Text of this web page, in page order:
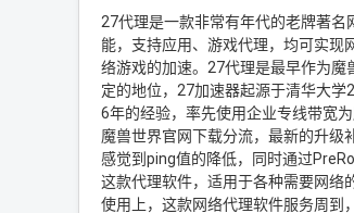
27代理是一款非常有年代的老牌著
能，支持应用、游戏代理，均可实现
络游戏的加速。27代理是最早作为
定的地位，27加速器起源于清华大
6年的经验，率先使用企业专线带宽
魔兽世界官网下载分流，最新的升
感觉到ping值的降低，同时通过
这款代理软件，适用于各种需要网络
使用上，这款网络代理软件服务周到